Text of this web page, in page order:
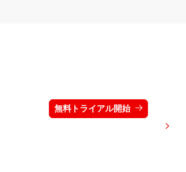
無料トライアル開始